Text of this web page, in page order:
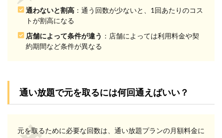
2.3
手順
分に
あっ
を選
自分
通わないと割高 ：通う回数が少ないと、1回あたりのコス
トが割高になる
店舗によって条件が違う ：店舗によっては利用料金や契
約期間など条件が異なる
通い放題で元を取るには何回通えばいい？
元を取るために必要な回数は、通い放題プランの月額料金に